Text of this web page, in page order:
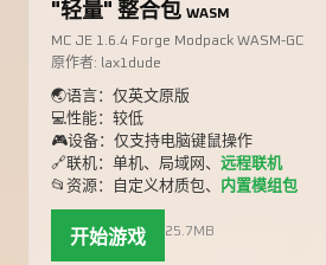
"轻量" 整合包 WASM
MC JE 1.6.4 Forge Modpack WASM-GC
原作者: lax1dude
🌏语言：仅英文原版
💻性能：较低
🎮设备：仅支持电脑键鼠操作
🔗联机：单机、局域网、 远程联机
📂资源：自定义材质包、
内置模组包
开始游戏 25.7MB